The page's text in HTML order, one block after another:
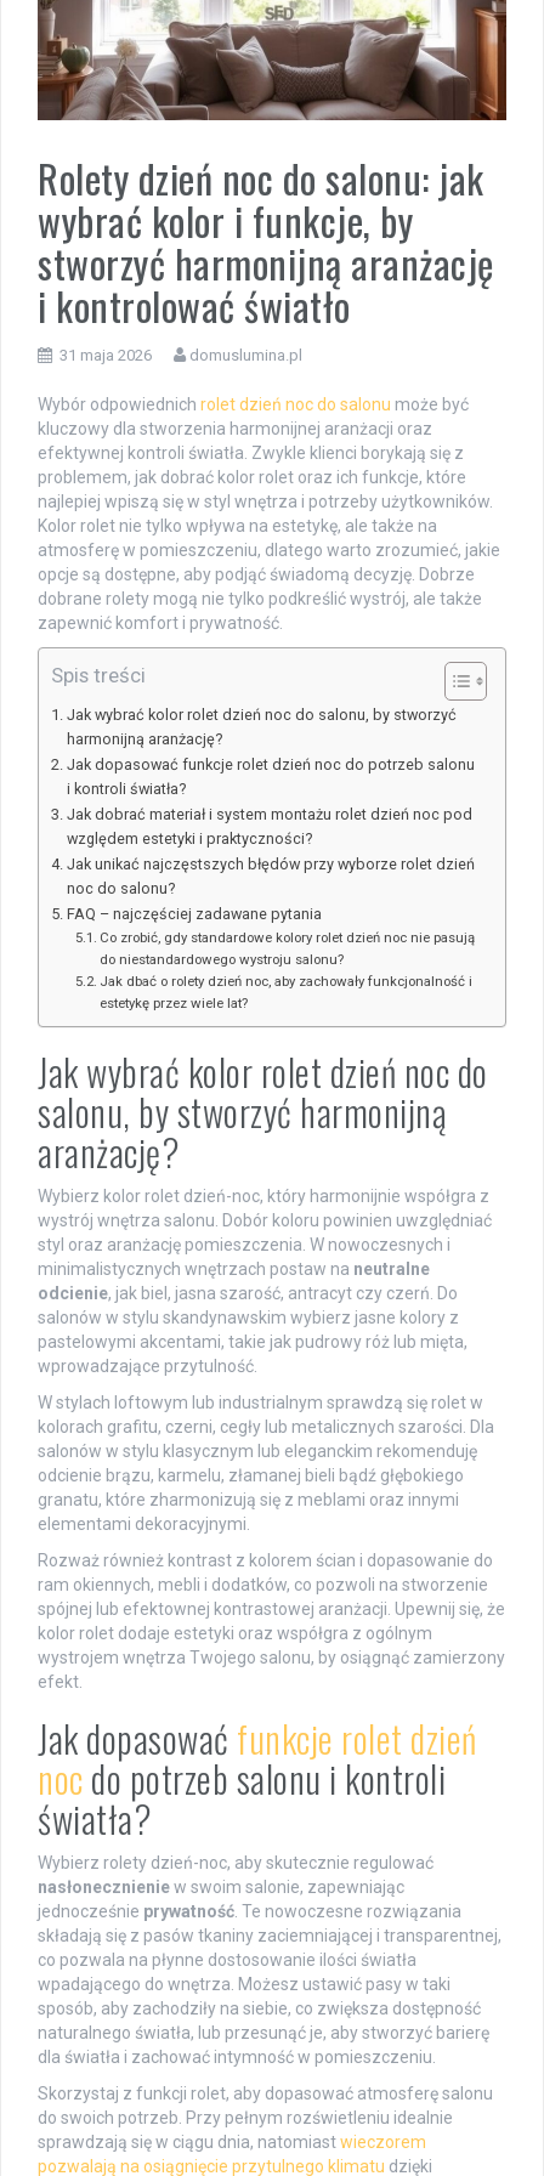
Rolety dzień noc do salonu: jak
wybrać kolor i funkcje, by
stworzyć harmonijną aranżację
i kontrolować światło
31 maja 2026 domuslumina.pl
Wybór odpowiednich rolet dzień noc do salonu może być
kluczowy dla stworzenia harmonijnej aranżacji oraz
efektywnej kontroli światła. Zwykle klienci borykają się z
problemem, jak dobrać kolor rolet oraz ich funkcje, które
najlepiej wpiszą się w styl wnętrza i potrzeby użytkowników.
Kolor rolet nie tylko wpływa na estetykę, ale także na
atmosferę w pomieszczeniu, dlatego warto zrozumieć, jakie
opcje są dostępne, aby podjąć świadomą decyzję. Dobrze
dobrane rolety mogą nie tylko podkreślić wystrój, ale także
zapewnić komfort i prywatność.
Spis treści
Jak wybrać kolor rolet dzień noc do salonu, by stworzyć
harmonijną aranżację?
Jak dopasować funkcje rolet dzień noc do potrzeb salonu
i kontroli światła?
Jak dobrać materiał i system montażu rolet dzień noc pod
względem estetyki i praktyczności?
Jak unikać najczęstszych błędów przy wyborze rolet dzień
noc do salonu?
FAQ – najczęściej zadawane pytania
Co zrobić, gdy standardowe kolory rolet dzień noc nie pasują
do niestandardowego wystroju salonu?
Jak dbać o rolety dzień noc, aby zachowały funkcjonalność i
estetykę przez wiele lat?
Jak wybrać kolor rolet dzień noc do
salonu, by stworzyć harmonijną
aranżację?
Wybierz kolor rolet dzień-noc, który harmonijnie współgra z
wystrój wnętrza salonu. Dobór koloru powinien uwzględniać
styl oraz aranżację pomieszczenia. W nowoczesnych i
minimalistycznych wnętrzach postaw na neutralne
odcienie, jak biel, jasna szarość, antracyt czy czerń. Do
salonów w stylu skandynawskim wybierz jasne kolory z
pastelowymi akcentami, takie jak pudrowy róż lub mięta,
wprowadzające przytulność.
W stylach loftowym lub industrialnym sprawdzą się rolet w
kolorach grafitu, czerni, cegły lub metalicznych szarości. Dla
salonów w stylu klasycznym lub eleganckim rekomenduję
odcienie brązu, karmelu, złamanej bieli bądź głębokiego
granatu, które zharmonizują się z meblami oraz innymi
elementami dekoracyjnymi.
Rozważ również kontrast z kolorem ścian i dopasowanie do
ram okiennych, mebli i dodatków, co pozwoli na stworzenie
spójnej lub efektownej kontrastowej aranżacji. Upewnij się, że
kolor rolet dodaje estetyki oraz współgra z ogólnym
wystrojem wnętrza Twojego salonu, by osiągnąć zamierzony
efekt.
Jak dopasować funkcje rolet dzień
nocdo potrzeb salonu i kontroli
światła?
Wybierz rolety dzień-noc, aby skutecznie regulować
nasłonecznieniew swoim salonie, zapewniając
jednocześnie prywatność . Te nowoczesne rozwiązania
składają się z pasów tkaniny zaciemniającej i transparentnej,
co pozwala na płynne dostosowanie ilości światła
wpadającego do wnętrza. Możesz ustawić pasy w taki
sposób, aby zachodziły na siebie, co zwiększa dostępność
naturalnego światła, lub przesunąć je, aby stworzyć barierę
dla światła i zachować intymność w pomieszczeniu.
Skorzystaj z funkcji rolet, aby dopasować atmosferę salonu
do swoich potrzeb. Przy pełnym rozświetleniu idealnie
sprawdzają się w ciągu dnia, natomiastwieczorem
pozwalają na osiągnięcie przytulnego klimatu dzięki